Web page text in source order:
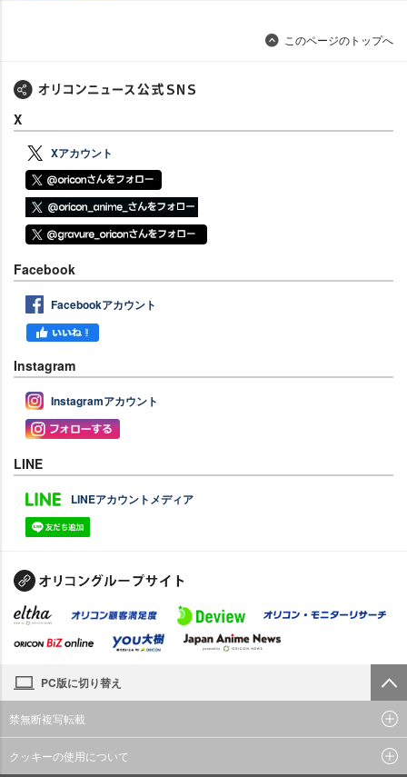
このページのトップへ
X
Xアカウント
Facebook
Facebookアカウント
Instagram
Instagramアカウント
LINE
LINEアカウントメディア
PC版に切り替え
禁無断複写転載
クッキーの使用について